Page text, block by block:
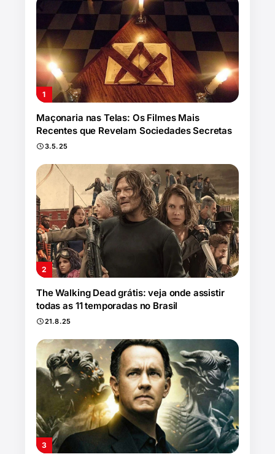
Maçonaria nas Telas: Os Filmes Mais
Recentes que Revelam Sociedades Secretas
3.5.25
The Walking Dead grátis: veja onde assistir
todas as 11 temporadas no Brasil
21.8.25